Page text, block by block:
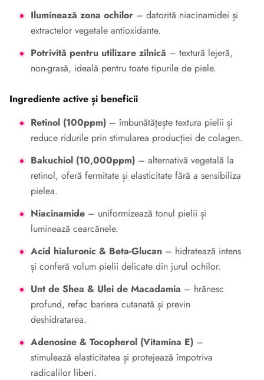
Iluminează zona ochilor – datorită niacinamidei și
extractelor vegetale antioxidante.
Potrivită pentru utilizare zilnică – textură lejeră,
non-grasă, ideală pentru toate tipurile de piele.
Ingrediente active și beneficii
Retinol (100ppm) – îmbunătățește textura pielii și
reduce ridurile prin stimularea producției de colagen.
Bakuchiol (10,000ppm) – alternativă vegetală la
retinol, oferă fermitate și elasticitate fără a sensibiliza
pielea.
Niacinamide – uniformizează tonul pielii și
luminează cearcănele.
Acid hialuronic & Beta-Glucan – hidratează intens
și conferă volum pielii delicate din jurul ochilor.
Unt de Shea & Ulei de Macadamia – hrănesc
profund, refac bariera cutanată și previn
deshidratarea.
Adenosine & Tocopherol (Vitamina E) –
stimulează elasticitatea și protejează împotriva
radicalilor liberi.